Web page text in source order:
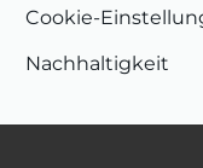
Cookie-
Nachhaltigkeit